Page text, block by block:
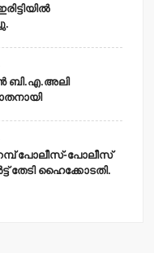
ബി.എ.അലി
പോലീസ്-പോലീസ്
തേടി ഹൈക്കോടതി.